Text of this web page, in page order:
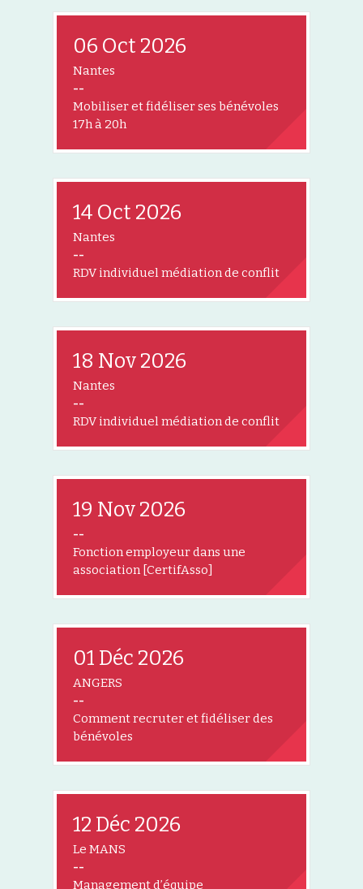
06 Oct 2026
Nantes
--
Mobiliser et fidéliser ses bénévoles
17h à 20h
14 Oct 2026
Nantes
--
RDV individuel médiation de conflit
18 Nov 2026
Nantes
--
RDV individuel médiation de conflit
19 Nov 2026
--
Fonction employeur dans une
association [CertifAsso]
01 Déc 2026
ANGERS
--
Comment recruter et fidéliser des
bénévoles
12 Déc 2026
Le MANS
--
Management d’équipe